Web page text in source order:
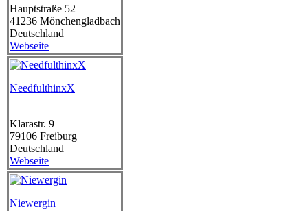
Hauptstraße 52
41236 Mönchengladbach
Deutschland
Webseite
NeedfulthinxX
Klarastr. 9
79106 Freiburg
Deutschland
Webseite
Niewergin